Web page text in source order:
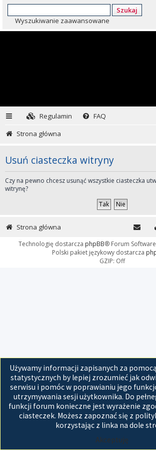
Szukaj
Wyszukiwanie zaawansowane
Regulamin
FAQ
Strona główna
Usuń ciasteczka witryny
Czy na pewno chcesz usunąć wszystkie ciasteczka
witrynę?
Używamy informacji zapisanych za
statystycznych by lepiej zrozumieć jak
serwisu i pomóc w poprawianiu jego
utrzymywania sesji użytkownika. Do
funkcji forum konieczne jest wyrażenie
ciasteczek. Możesz zapoznać się z
korzystając z linka na dole
Akceptuję
Strona główna
Technologię dostarcza phpBB® Forum
Polski pakiet językowy dostarcza
GZIP: Off